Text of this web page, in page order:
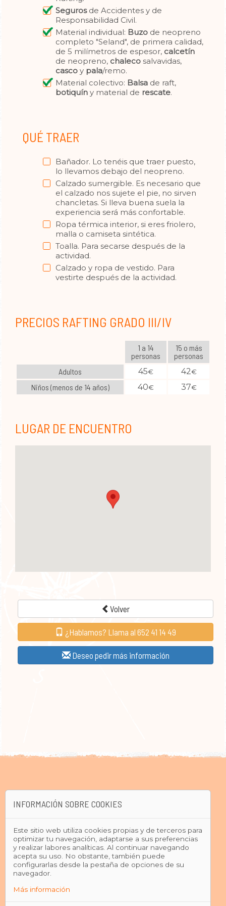
Segurosde Accidentes y de
Responsabilidad Civil.
Material individual: Buzo de neopreno
completo "Seland", de primera calidad,
de 5 milímetros de espesor, calcetín
de neopreno, chaleco salvavidas,
casco y pala/remo.
Material colectivo: Balsa de raft,
botiquín y material de rescate.
QUÉ TRAER
Bañador. Lo tenéis que traer puesto,
lo llevamos debajo del neopreno.
Calzado sumergible. Es necesario que
el calzado nos sujete el pie, no sirven
chancletas. Si lleva buena suela la
experiencia será más confortable.
Ropa térmica interior, si eres friolero,
malla o camiseta sintética.
Toalla. Para secarse después de la
actividad.
Calzado y ropa de vestido. Para
vestirte después de la actividad.
PRECIOS RAFTING GRADO III/IV
1 a 14
personas
15 o más
personas
Adultos
45€ 42€
Niños (menos de 14 años) 40€ 37€
LUGAR DE ENCUENTRO
Volver
¿Hablamos? Llama al 652 41 14 49
Deseo pedir más información
INFORMACIÓN SOBRE COOKIES
Este sitio web utiliza cookies propias y de terceros para
optimizar tu navegación, adaptarse a sus preferencias
y realizar labores analíticas. Al continuar navegando
acepta su uso. No obstante, también puede
configurarlas desde la pestaña de opciones de su
navegador.
Más información